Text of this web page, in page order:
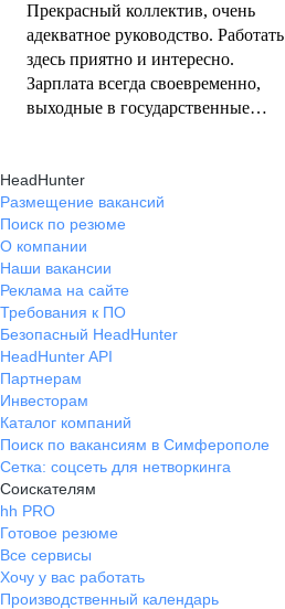
Прекрасный коллектив, очень
адекватное руководство. Работать
здесь приятно и интересно.
Зарплата всегда своевременно,
выходные в государственные
HeadHunter
Размещение вакансий
Поиск по резюме
О компании
Наши вакансии
Реклама на сайте
Требования к ПО
Безопасный HeadHunter
HeadHunter API
Партнерам
Инвесторам
Каталог компаний
Поиск по вакансиям в Симферополе
Сетка: соцсеть для нетворкинга
Соискателям
hh PRO
Готовое резюме
Все сервисы
Хочу у вас работать
Производственный календарь